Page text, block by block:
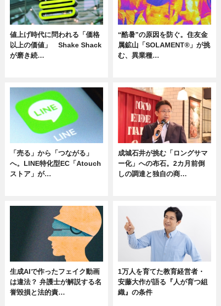
値上げ時代に問われる「価格
以上の価値」 Shake Shack
が磨き続…
“酷暑”の原因を防ぐ。住友金
属鉱山「SOLAMENT®」が挑
む、異業種…
「売る」から「つながる」
へ。LINE特化型EC「Atouch
ストア」が…
成城石井が挑む「ロングサマ
ー化」への布石。2カ月前倒
しの調達と独自の商…
生成AIで作ったフェイク動画
は違法？ 弁護士が解説する名
誉毀損と法的責…
1万人を育てた教育経営者・
安藤大作が語る『人が育つ組
織』の条件